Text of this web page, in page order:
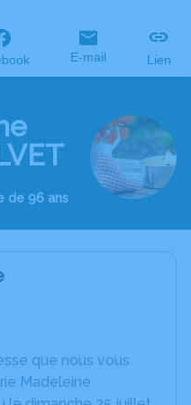
E-mail Lien
de 96 ans
que nous vous
Madeleine